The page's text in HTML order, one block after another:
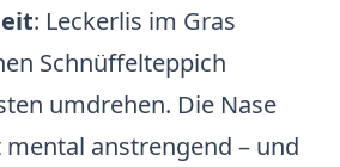
: Leckerlis im Gras
Schnüffelteppich
umdrehen. Die Nase
anstrengend – und